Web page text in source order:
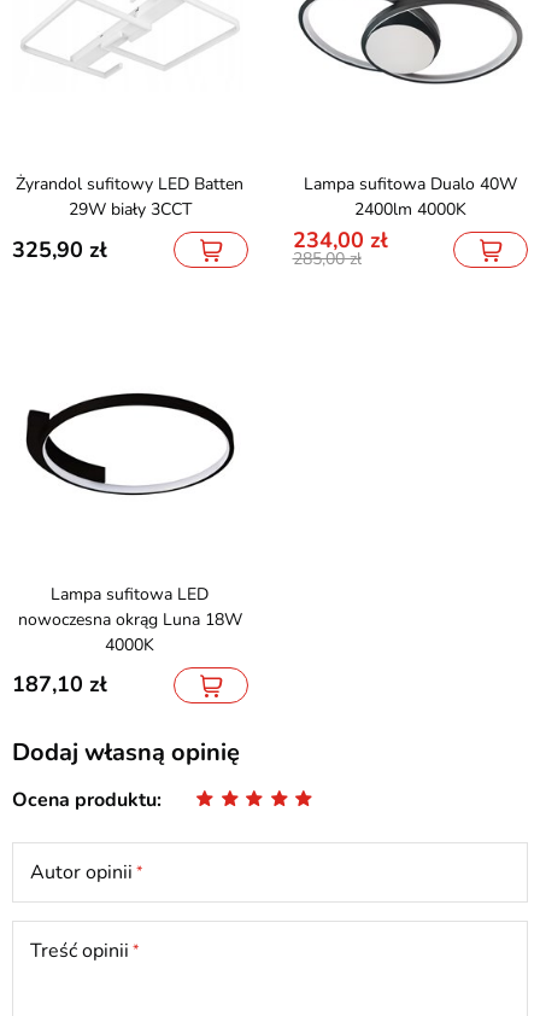
Żyrandol sufitowy LED Batten
29W biały 3CCT
325,90
Lampa sufitowa Dualo 40W
2400lm 4000K
234,00
285,00
Lampa sufitowa LED
nowoczesna okrąg Luna 18W
4000K
187,10
Dodaj własną opinię
Ocena produktu
Autor opinii
Treść opinii